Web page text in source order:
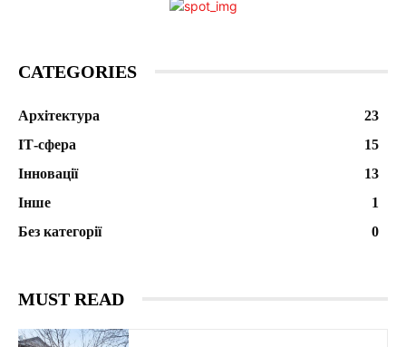
CATEGORIES
Архітектура
23
ІТ-сфера
15
Інновації
13
Інше
1
Без категорії
0
MUST READ